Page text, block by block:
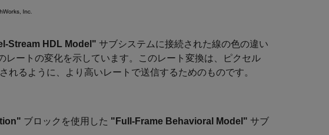
Stream HDL Model" サブシステムに接続された線の色の違い
ートの変化を示しています。このレート変換は、ピクセル
るように、より高いレートで送信するためのものです。
ブロックを使用した "Full-Frame Behavioral Model" サブ